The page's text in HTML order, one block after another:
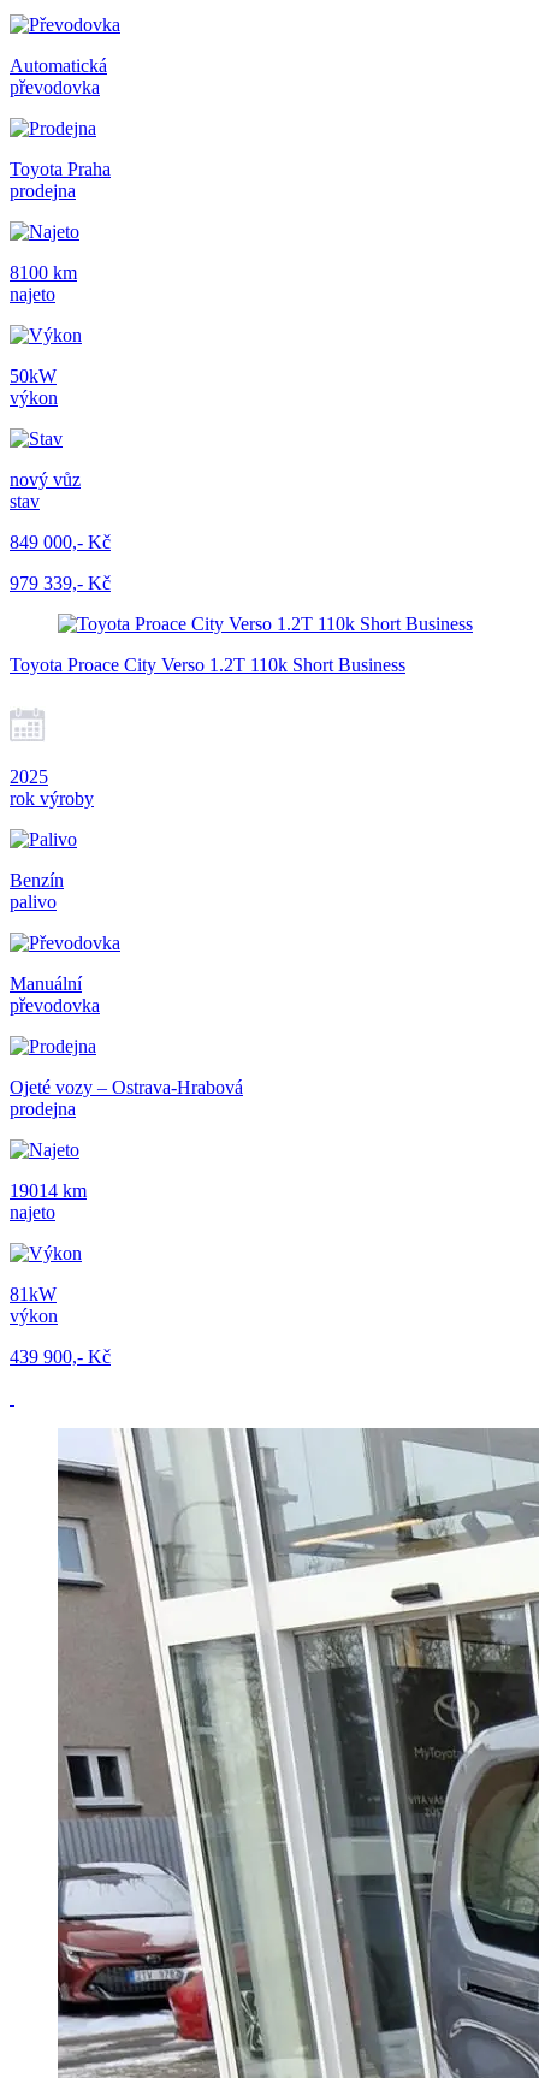
Automatická
převodovka
Toyota Praha
prodejna
8100 km
najeto
50kW
výkon
nový vůz
stav
849 000,- Kč
979 339,- Kč
Toyota Proace City Verso 1.2T 110k Short Business
2025
rok výroby
Benzín
palivo
Manuální
převodovka
Ojeté vozy – Ostrava-Hrabová
prodejna
19014 km
najeto
81kW
výkon
439 900,- Kč